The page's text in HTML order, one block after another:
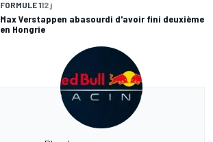
FORMULE 112 j
Max Verstappen abasourdi d'avoir fini deuxième
en Hongrie